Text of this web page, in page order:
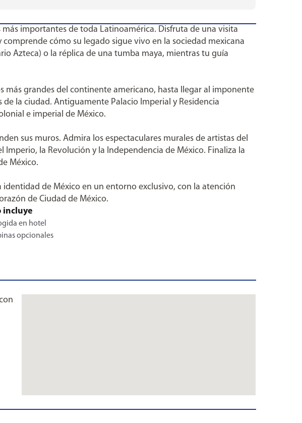
importantes de toda Latinoamérica. Disfruta de una visita
cómo su legado sigue vivo en la sociedad mexicana
Azteca) o la réplica de una tumba maya, mientras tu guía
más grandes del continente americano, hasta llegar al imponente
la ciudad. Antiguamente Palacio Imperial y Residencia
e imperial de México.
sus muros. Admira los espectaculares murales de artistas del
la Revolución y la Independencia de México. Finaliza la
México.
de México en un entorno exclusivo, con la atención
de Ciudad de México.
incluye
en hotel
opcionales